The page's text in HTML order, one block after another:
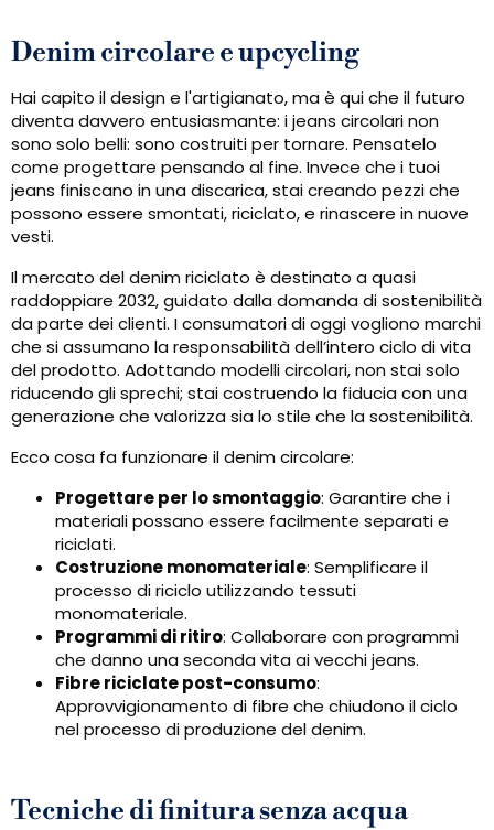
Denim circolare e upcycling
Hai capito il design e l'artigianato, ma è qui che il futuro
diventa davvero entusiasmante: i jeans circolari non
sono solo belli: sono costruiti per tornare. Pensatelo
come progettare pensando al fine. Invece che i tuoi
jeans finiscano in una discarica, stai creando pezzi che
possono essere smontati, riciclato, e rinascere in nuove
vesti.
Il mercato del denim riciclato è destinato a quasi
raddoppiare 2032, guidato dalla domanda di sostenibilità
da parte dei clienti. I consumatori di oggi vogliono marchi
che si assumano la responsabilità dell’intero ciclo di vita
del prodotto. Adottando modelli circolari, non stai solo
riducendo gli sprechi; stai costruendo la fiducia con una
generazione che valorizza sia lo stile che la sostenibilità.
Ecco cosa fa funzionare il denim circolare:
Progettare per lo smontaggio: Garantire che i
materiali possano essere facilmente separati e
riciclati.
Costruzione monomateriale: Semplificare il
processo di riciclo utilizzando tessuti
monomateriale.
Programmi di ritiro: Collaborare con programmi
che danno una seconda vita ai vecchi jeans.
Fibre riciclate post-consumo:
Approvvigionamento di fibre che chiudono il ciclo
nel processo di produzione del denim.
Tecniche di finitura senza acqua